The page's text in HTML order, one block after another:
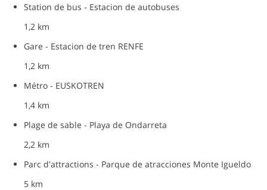
Station de bus - Estacion de autobuses
1,2 km
Gare - Estacion de tren RENFE
1,2 km
Métro - EUSKOTREN
1,4 km
Plage de sable - Playa de Ondarreta
2,2 km
Parc d'attractions - Parque de atracciones Monte Igueldo
5 km